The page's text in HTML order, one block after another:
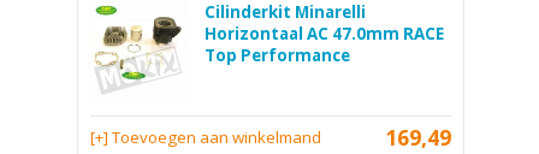
Cilinderkit Minarelli
Horizontaal AC 47.0mm RACE
Top Performance
169,49
[+] Toevoegen aan winkelmand